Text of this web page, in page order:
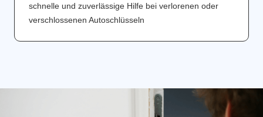
schnelle und zuverlässige Hilfe bei verlorenen oder
verschlossenen Autoschlüsseln